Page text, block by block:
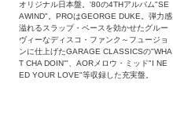
オリジナル日本盤。'80の4THアルバム"SE
AWIND"。PROはGEORGE DUKE。弾力感
溢れるスラップ・ベースを効かせたグルー
ヴィーなディスコ・ファンク～フュージョ
ンに仕上げたGARAGE CLASSICSの"WHA
T CHA DOIN'"、AORメロウ・ミッド"I NE
ED YOUR LOVE"等収録した充実盤。